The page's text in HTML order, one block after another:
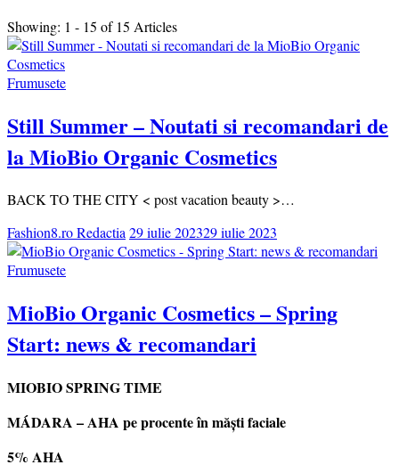
Showing: 1 - 15 of 15 Articles
Frumusete
Still Summer – Noutati si recomandari de
la MioBio Organic Cosmetics
BACK TO THE CITY < post vacation beauty >…
Fashion8.ro Redactia29 iulie 202329 iulie 2023
Frumusete
MioBio Organic Cosmetics – Spring
Start: news & recomandari
MIOBIO SPRING TIME
MÁDARA – AHA pe procente în măști faciale
5% AHA